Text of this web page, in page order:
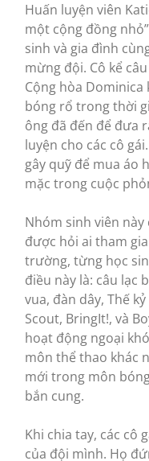
Huấn luyện viên
một cộng đồng
sinh và gia đình
mừng đội. Cô kể
Cộng hòa Dominica
bóng rổ trong thời
ông đã đến để đưa
luyện cho các cô
gây quỹ để mua áo
mặc trong cuộc
Nhóm sinh viên
được hỏi ai tham
trường, từng học
điều này là: câu lạc
vua, đàn dây, Thế
Scout, BringIt!, và
hoạt động ngoại
môn thể thao khác
mới trong môn
bắn cung.
Khi chia tay, các cô
của đội mình. Họ